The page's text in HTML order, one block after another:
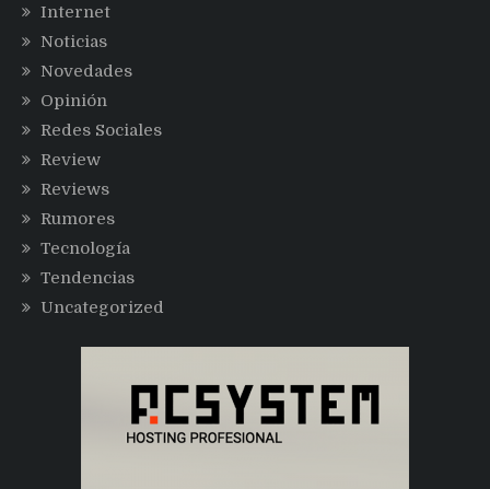
Internet
Noticias
Novedades
Opinión
Redes Sociales
Review
Reviews
Rumores
Tecnología
Tendencias
Uncategorized